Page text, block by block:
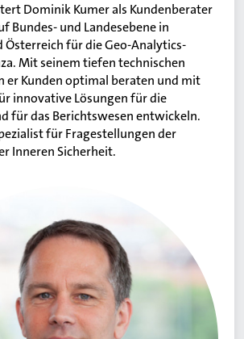
Dominik Kumer als Kundenberater
Bundes- und Landesebene in
Österreich für die Geo-Analytics-
Mit seinem tiefen technischen
er Kunden optimal beraten und mit
innovative Lösungen für die
für das Berichtswesen entwickeln.
für Fragestellungen der
Inneren Sicherheit.